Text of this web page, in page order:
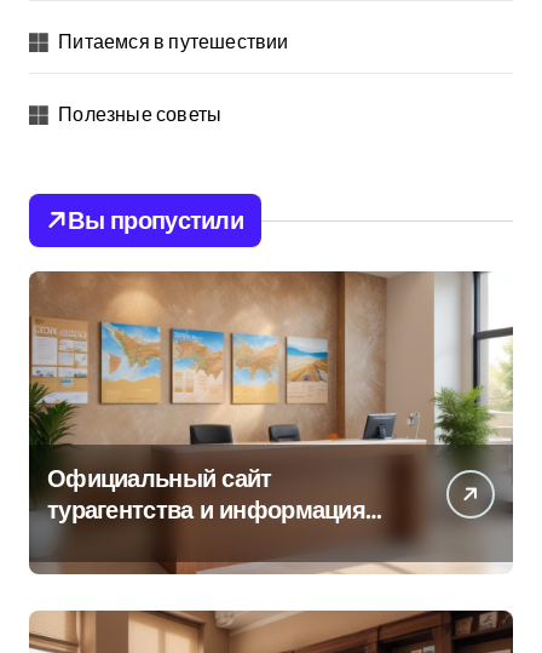
Питаемся в путешествии
Полезные советы
Вы пропустили
Официальный сайт
турагентства и информация